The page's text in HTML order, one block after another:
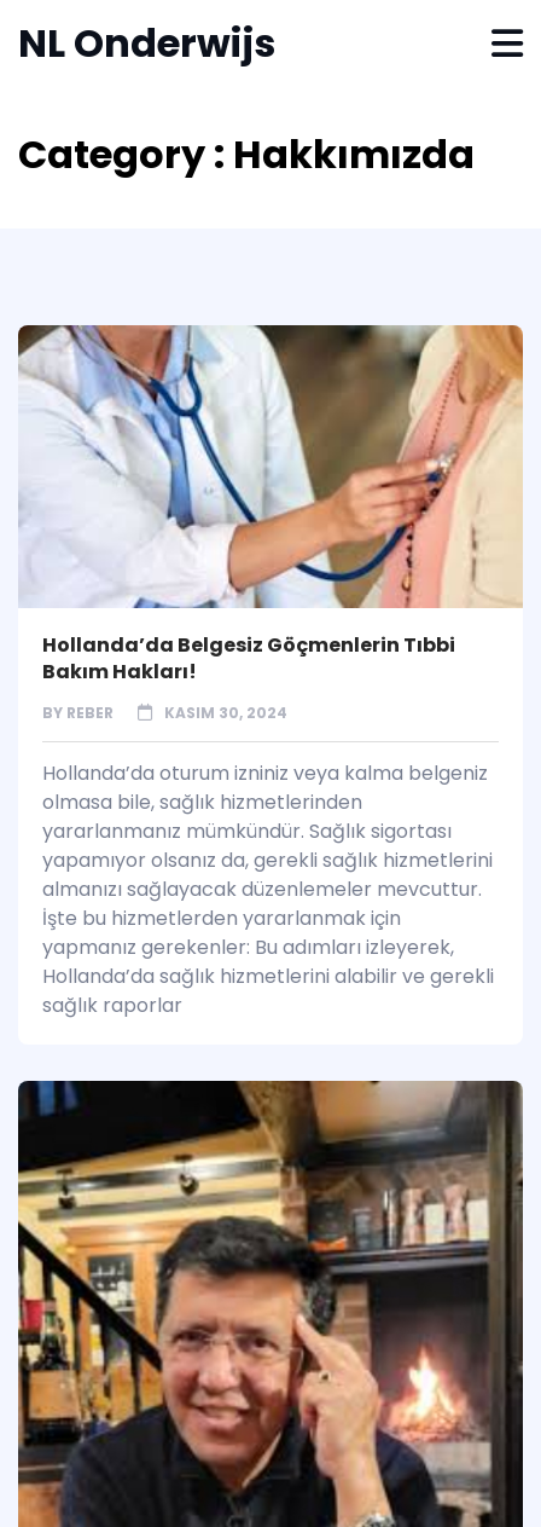
NL Onderwijs
Category : Hakkımızda
Hollanda’da Belgesiz Göçmenlerin Tıbbi
Bakım Hakları!
BY REBER KASIM 30, 2024
Hollanda’da oturum izniniz veya kalma belgeniz
olmasa bile, sağlık hizmetlerinden
yararlanmanız mümkündür. Sağlık sigortası
yapamıyor olsanız da, gerekli sağlık hizmetlerini
almanızı sağlayacak düzenlemeler mevcuttur.
İşte bu hizmetlerden yararlanmak için
yapmanız gerekenler: Bu adımları izleyerek,
Hollanda’da sağlık hizmetlerini alabilir ve gerekli
sağlık raporlar